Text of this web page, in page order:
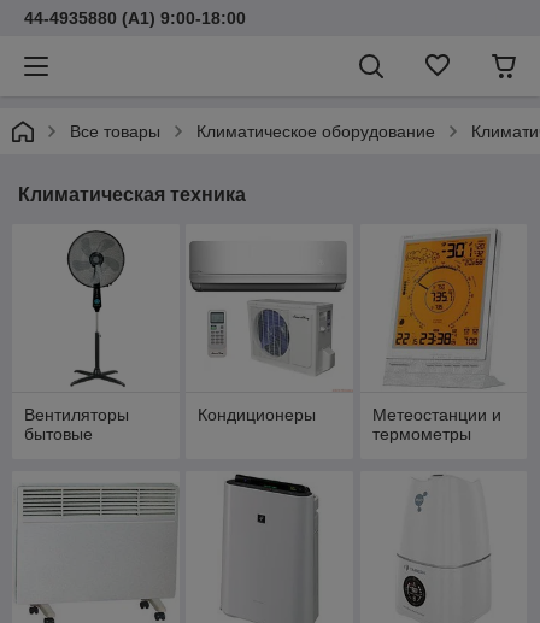
44-4935880 (A1) 9:00-18:00
Все товары Климатическое оборудование
Климатическая техника
Вентиляторы
бытовые
Кондиционеры
Метеостанции и
термометры